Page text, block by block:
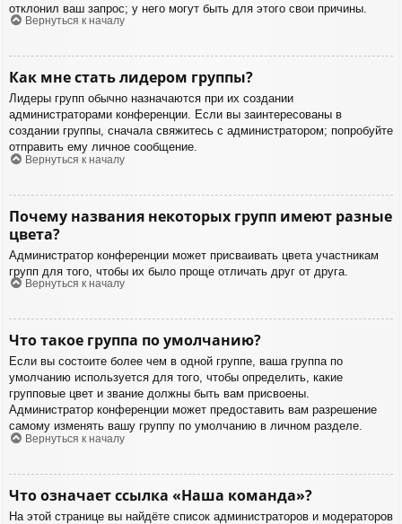
отклонил ваш запрос; у него могут быть для этого свои причины.
Вернуться к началу
Как мне стать лидером группы?
Лидеры групп обычно назначаются при их создании
администраторами конференции. Если вы заинтересованы в
создании группы, сначала свяжитесь с администратором; попробуйте
отправить ему личное сообщение.
Вернуться к началу
Почему названия некоторых групп имеют разные
цвета?
Администратор конференции может присваивать цвета участникам
групп для того, чтобы их было проще отличать друг от друга.
Вернуться к началу
Что такое группа по умолчанию?
Если вы состоите более чем в одной группе, ваша группа по
умолчанию используется для того, чтобы определить, какие
групповые цвет и звание должны быть вам присвоены.
Администратор конференции может предоставить вам разрешение
самому изменять вашу группу по умолчанию в личном разделе.
Вернуться к началу
Что означает ссылка «Наша команда»?
На этой странице вы найдёте список администраторов и модераторов